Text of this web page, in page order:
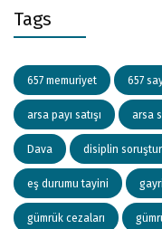
Tags
657 memuriyet 657
arsa payı satışı arsa
Dava disiplin
eş durumu tayini
gümrük cezaları